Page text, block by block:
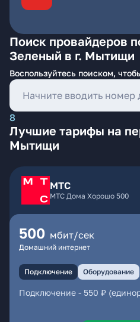
Поиск провайдеров
Зеленый в г. Мытищи
Воспользуйтесь поиском,
8
Лучшие тарифы на
Мытищи
МТС
МТС Дома Хорошо 500
500 мбит/сек
Домашний интернет
Подключение Оборудование
Подключение - 550 ₽